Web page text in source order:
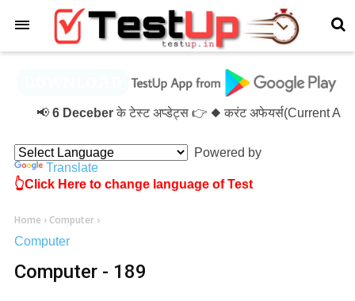
📢6 Deceberके टेस्ट अप्डेट्स 👉 ◆ करंट अफेयर्स(Current
Powered by
Translate
👆Click Here to change language of Test
Home › Computer ›
Computer
Computer - 189